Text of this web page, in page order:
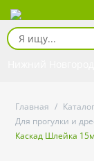
Главная /
Для прогулки и
Каскад Шлейка